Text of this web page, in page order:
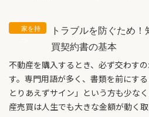
トラブルを防ぐため
買契約書の基本
不動産を購入するとき、必ず交わす
す。専門用語が多く、書類を前にす
とりあえずサイン」という方も少な
産売買は人生でも大きな金額が動く取